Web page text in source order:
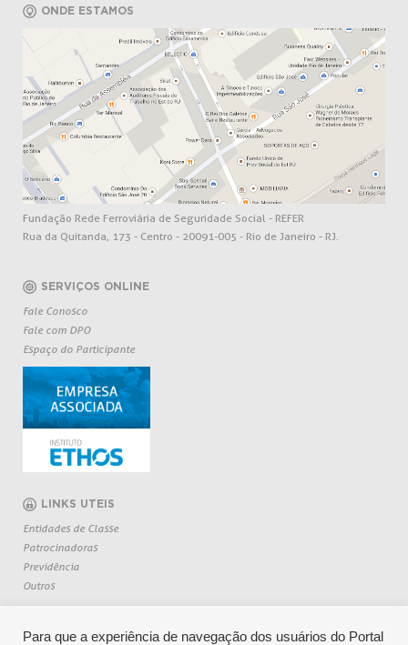
ONDE ESTAMOS
Fundação Rede Ferroviária de Seguridade Social - REFER
Rua da Quitanda, 173 - Centro - 20091-005 - Rio de Janeiro - RJ.
SERVIÇOS ONLINE
Fale Conosco
Fale com DPO
Espaço do Participante
LINKS UTEIS
Entidades de Classe
Patrocinadoras
Previdência
Outros
Para que a experiência de navegação dos usuários do Portal